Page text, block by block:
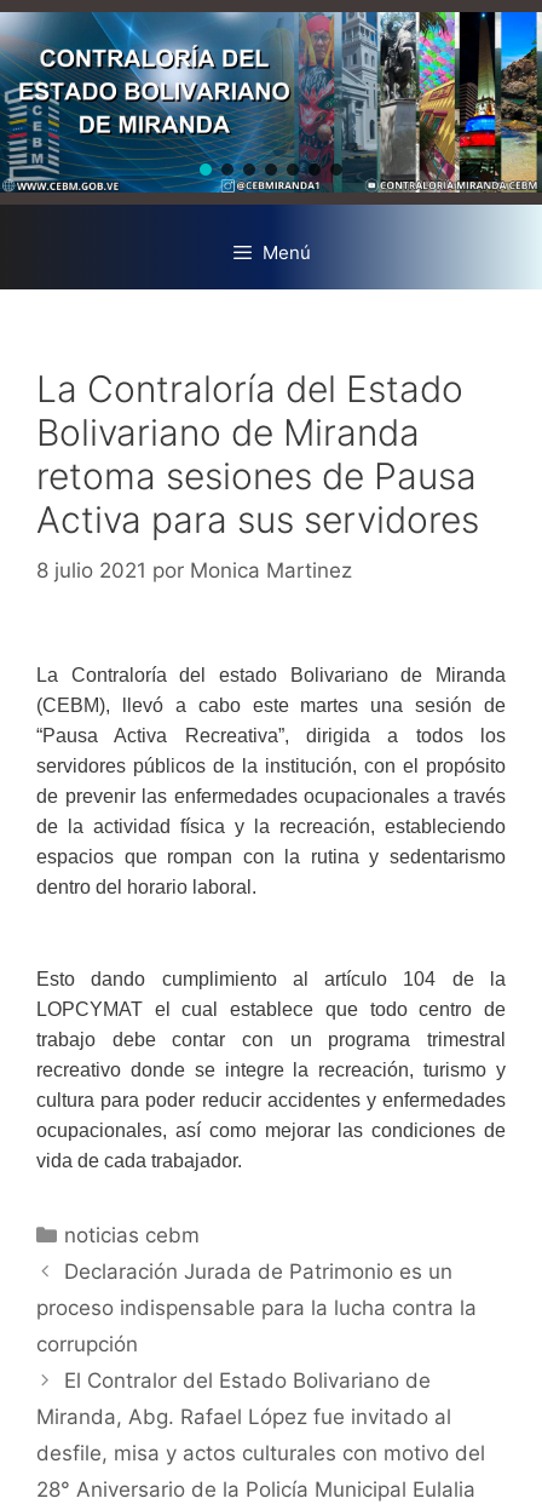
Menú
La Contraloría del Estado
Bolivariano de Miranda
retoma sesiones de Pausa
Activa para sus servidores
8 julio 2021 por Monica Martinez
La Contraloría del estado Bolivariano de Miranda
(CEBM), llevó a cabo este martes una sesión de
“Pausa Activa Recreativa”, dirigida a todos los
servidores públicos de la institución, con el propósito
de prevenir las enfermedades ocupacionales a través
de la actividad física y la recreación, estableciendo
espacios que rompan con la rutina y sedentarismo
dentro del horario laboral.
Esto dando cumplimiento al artículo 104 de la
LOPCYMAT el cual establece que todo centro de
trabajo debe contar con un programa trimestral
recreativo donde se integre la recreación, turismo y
cultura para poder reducir accidentes y enfermedades
ocupacionales, así como mejorar las condiciones de
vida de cada trabajador.
noticias cebm
Declaración Jurada de Patrimonio es un
proceso indispensable para la lucha contra la
corrupción
El Contralor del Estado Bolivariano de
Miranda, Abg. Rafael López fue invitado al
desfile, misa y actos culturales con motivo del
28° Aniversario de la Policía Municipal Eulalia